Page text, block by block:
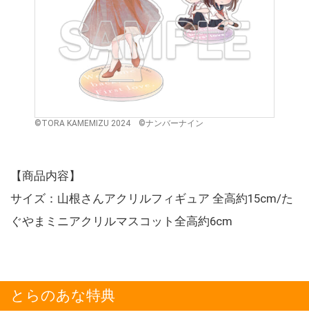
©TORA KAMEMIZU 2024 ©ナンバーナイン
【商品内容】
サイズ：山根さんアクリルフィギュア 全高約15cm/た
ぐやまミニアクリルマスコット全高約6cm
とらのあな特典